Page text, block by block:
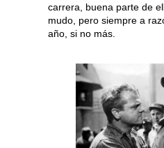
carrera, buena parte de
mudo, pero siempre a
año, si no más.